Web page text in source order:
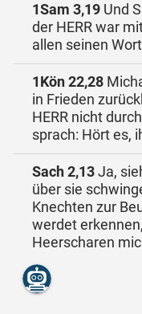
1Sam 3,19 Und
der HERR war
allen seinen
1Kön 22,28
in Frieden
HERR nicht
sprach: Hört es,
Sach 2,13Ja,
über sie
Knechten zur
werdet
Heerscharen